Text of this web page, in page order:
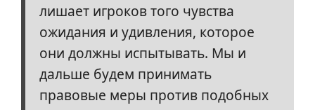
лишает игроков того чувства
ожидания и удивления, которое
они должны испытывать. Мы и
дальше будем принимать
правовые меры против подобных